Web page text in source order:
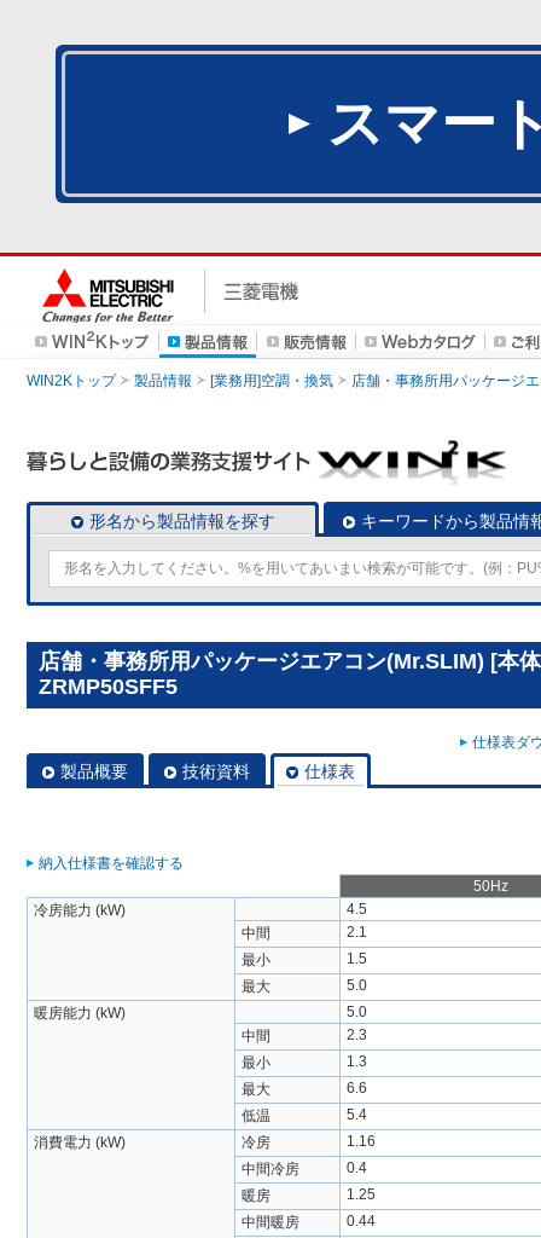
スマー
WIN2Kトップ 製品情報 [業務用]空調・換気 店舗・事務所用パッケージ
形名から製品情報を探す キーワードから製品情
店舗・事務所用パッケージエアコン(Mr.SLIM) [本
ZRMP50SFF5
仕様表ダ
製品概要 技術資料 仕様表
納入仕様書を確認する
50Hz
冷房能力 (kW)
4.5
中間
2.1
最小
1.5
最大
5.0
暖房能力 (kW)
5.0
中間
2.3
最小
1.3
最大
6.6
低温
5.4
消費電力 (kW)
冷房
1.16
中間冷房
0.4
暖房
1.25
中間暖房
0.44